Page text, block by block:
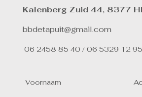
Kalenberg Zuid 44, 8377
bbdetapuit@gmail.com
06 2458 85 40 / 06 5329 12 95
Voornaam